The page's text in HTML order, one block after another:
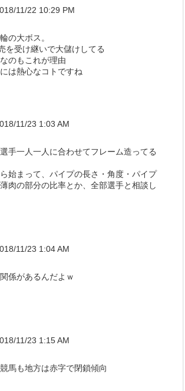
11/22 10:29 PM
の大ボス。
を受け継いで大儲けしてる
のもこれが理由
は熱心なコトですね
11/23 1:03 AM
手一人一人に合わせてフレーム造ってる
始まって、パイプの長さ・角度・パイプ
肉の部分の比率とか、全部選手と相談し
11/23 1:04 AM
係があるんだよｗ
11/23 1:15 AM
馬も地方は赤字で閉鎖傾向